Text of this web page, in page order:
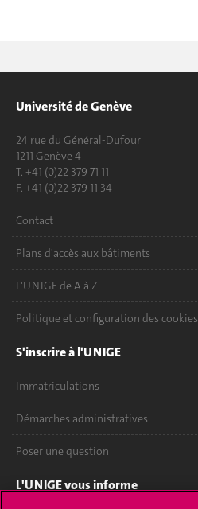
Université de Genève
24 rue du Général-Dufour
1211 Genève 4
T. +41 (0)22 379 71 11
F. +41 (0)22 379 11 34
Contact
Plans d'accès aux bâtiments
L'UNIGE de A à Z
Politique et configuration des cookies
S'inscrire à l'UNIGE
Immatriculations
Démarches administratives
Poser une question
L'UNIGE vous informe